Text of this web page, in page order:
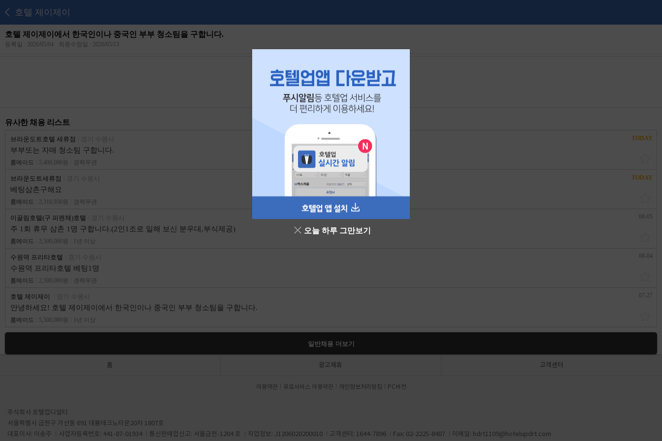
호텔 제이제이
호텔 제이제이에서 한국인이나 중국인 부부 청소팀을 구합니다.
등록일 : 2026/05/04 최종수정일 : 2026/05/13
본 공고는2026년 05월 23일 에 마감되었습니다.
유사한 채용 리스트
브라운도트호텔 세류점 경기 수원시
부부또는 자매 청소팀 구합니다.
룸메이드 5,400,000원 경력무관
TODAY
브라운도트세류점 경기 수원시
베팅삼촌구해요
룸메이드 2,316,930원 경력무관
TODAY
이끌림호텔(구 피렌체)호텔 경기 수원시
주 1회 휴무 삼촌 1명 구합니다.(2인1조로 일해 보신 분우대,부식제공)
룸메이드 2,500,000원 1년 이상
08-05
수원역 프리타호텔 경기 수원시
수원역 프리타호텔 베팅1명
룸메이드 2,500,000원 경력무관
08-04
호텔 제이제이 경기 수원시
안녕하세요! 호텔 제이제이에서 한국인이나 중국인 부부 청소팀을 구합니다.
룸메이드 5,500,000원 1년 이상
07-27
일반채용 더보기
오늘 하루 그만보기
홈 광고제휴 고객센터
이용약관 유료서비스 이용약관 개인정보처리방침 PC버전
주식회사 호텔업디알티
서울특별시 금천구 가산동 691 대륭테크노타운20차 1807호
대표이사: 이송주
사업자등록번호: 441-87-01934 통신판매업신고: 서울금천-1204 호 직업정보: J1206020200010 고객센터: 1644-7896 Fax: 02-2225-8487 이메일: hdrt1109@hotelupdrt.com